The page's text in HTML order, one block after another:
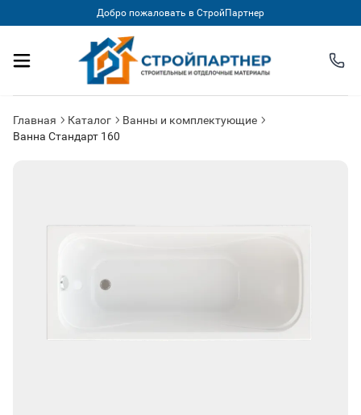
Добро пожаловать в СтройПартнер
Главная Каталог
Ванны и комплектующие
Ванна Стандарт 160